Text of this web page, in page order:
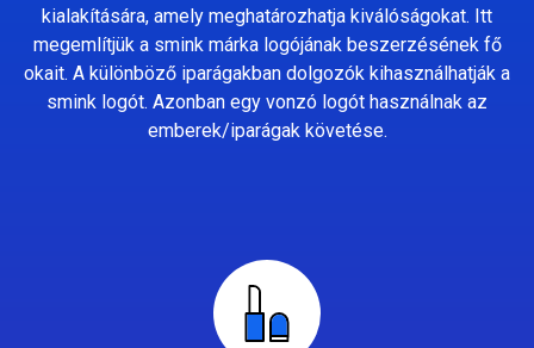
kialakítására, amely meghatározhatja kiválóságokat. Itt
megemlítjük a smink márka logójának beszerzésének fő
okait. A különböző iparágakban dolgozók kihasználhatják a
smink logót. Azonban egy vonzó logót használnak az
emberek/iparágak követése.